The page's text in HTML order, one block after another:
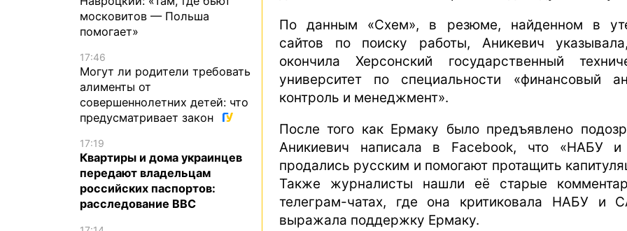
По данным «Схем», в резюме, найденном в
сайтов по поиску работы, Аникевич
окончила Херсонский государственный
университет по специальности «финансовый
контроль и менеджмент».
После того как Ермаку было предъявлено
Аникиевич написала в Facebook, что «НАБУ
продались русским и помогают протащить
Также журналисты нашли её старые
телеграм-чатах, где она критиковала НАБУ и
выражала поддержку Ермаку.
московитов — Польша
помогает»
17:46
Могут ли родители требовать
алименты от
совершеннолетних детей: что
предусматривает закон
17:19
Квартиры и дома украинцев
передают владельцам
российских паспортов:
расследование BBC